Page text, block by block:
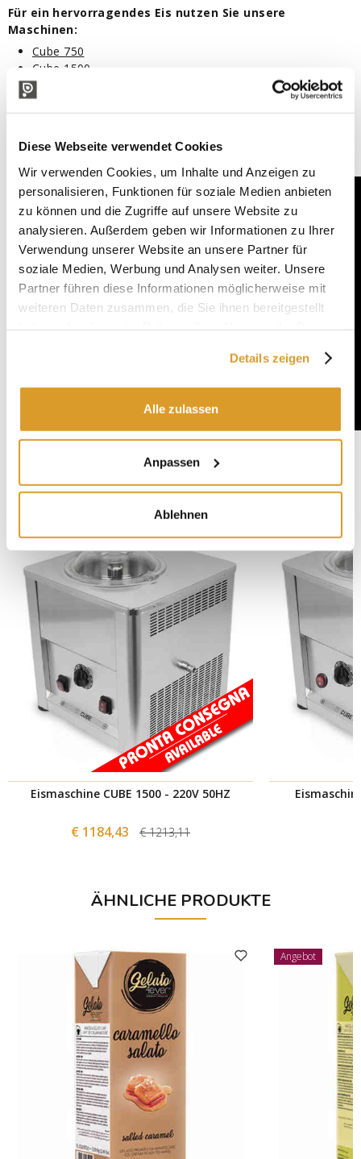
Diese Webseite verwendet Cookies
Wir verwenden Cookies, um Inhalte und Anzeigen zu
personalisieren, Funktionen für soziale Medien anbieten
zu können und die Zugriffe auf unsere Website zu
analysieren. Außerdem geben wir Informationen zu Ihrer
Verwendung unserer Website an unsere Partner für
soziale Medien, Werbung und Analysen weiter. Unsere
Partner führen diese Informationen möglicherweise mit
weiteren Daten zusammen, die Sie ihnen bereitgestellt
Details zeigen
Alle zulassen
Anpassen
Ablehnen
Für ein hervorragendes Eis nutzen Sie unsere
Maschinen:
Cube 750
Cube 1500
Laden Sie das Rezeptbuch herunter
IN VERBINDUNG STEHENDE PRODUKTE
Eismaschine CUBE 1500 - 220V 50HZ
€ 1184,43 € 1213,11
ÄHNLICHE PRODUKTE
Angebot